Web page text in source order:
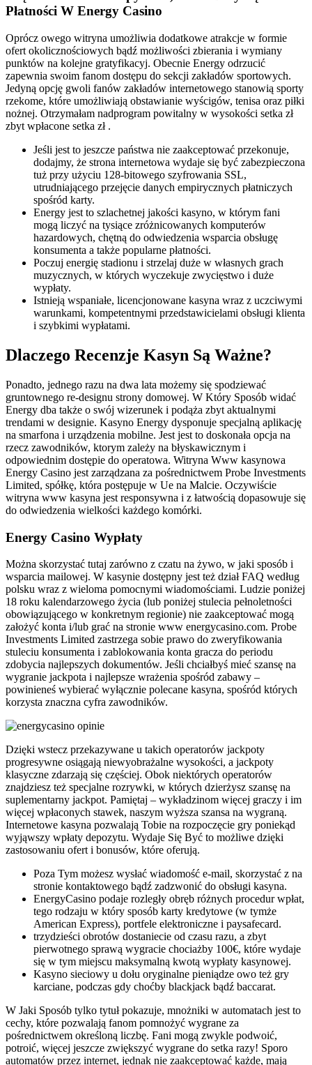
Płatności W Energy Casino
Oprócz owego witryna umożliwia dodatkowe atrakcje w formie
ofert okolicznościowych bądź możliwości zbierania i wymiany
punktów na kolejne gratyfikacyj. Obecnie Energy odrzucić
zapewnia swoim fanom dostępu do sekcji zakładów sportowych.
Jedyną opcję gwoli fanów zakładów internetowego stanowią sporty
rzekome, które umożliwiają obstawianie wyścigów, tenisa oraz piłki
nożnej. Otrzymałam nadprogram powitalny w wysokości setka zł
zbyt wpłacone setka zł .
Jeśli jest to jeszcze państwa nie zaakceptować przekonuje,
dodajmy, że strona internetowa wydaje się być zabezpieczona
tuż przy użyciu 128-bitowego szyfrowania SSL,
utrudniającego przejęcie danych empirycznych płatniczych
spośród karty.
Energy jest to szlachetnej jakości kasyno, w którym fani
mogą liczyć na tysiące zróżnicowanych komputerów
hazardowych, chętną do odwiedzenia wsparcia obsługę
konsumenta a także popularne płatności.
Poczuj energię stadionu i strzelaj duże w własnych grach
muzycznych, w których wyczekuje zwycięstwo i duże
wypłaty.
Istnieją wspaniałe, licencjonowane kasyna wraz z uczciwymi
warunkami, kompetentnymi przedstawicielami obsługi klienta
i szybkimi wypłatami.
Dlaczego Recenzje Kasyn Są Ważne?
Ponadto, jednego razu na dwa lata możemy się spodziewać
gruntownego re-designu strony domowej. W Który Sposób widać
Energy dba także o swój wizerunek i podąża zbyt aktualnymi
trendami w designie. Kasyno Energy dysponuje specjalną aplikację
na smarfona i urządzenia mobilne. Jest jest to doskonała opcja na
rzecz zawodników, ktorym zależy na błyskawicznym i
odpowiednim dostępie do operatowa. Witryna Www kasynowa
Energy Casino jest zarządzana za pośrednictwem Probe Investments
Limited, spółkę, która postępuje w Ue na Malcie. Oczywiście
witryna www kasyna jest responsywna i z łatwością dopasowuje się
do odwiedzenia wielkości każdego komórki.
Energy Casino Wypłaty
Można skorzystać tutaj zarówno z czatu na żywo, w jaki sposób i
wsparcia mailowej. W kasynie dostępny jest też dział FAQ według
polsku wraz z wieloma pomocnymi wiadomościami. Ludzie poniżej
18 roku kalendarzowego życia (lub poniżej stulecia pełnoletności
obowiązującego w konkretnym regionie) nie zaakceptować mogą
założyć konta i/lub grać na stronie www energycasino.com. Probe
Investments Limited zastrzega sobie prawo do zweryfikowania
stuleciu konsumenta i zablokowania konta gracza do periodu
zdobycia najlepszych dokumentów. Jeśli chciałbyś mieć szansę na
wygranie jackpota i najlepsze wrażenia spośród zabawy –
powinieneś wybierać wyłącznie polecane kasyna, spośród których
korzysta znaczna cyfra zawodników.
Dzięki wstecz przekazywane u takich operatorów jackpoty
progresywne osiągają niewyobrażalne wysokości, a jackpoty
klasyczne zdarzają się częściej. Obok niektórych operatorów
znajdziesz też specjalne rozrywki, w których dzierżysz szansę na
suplementarny jackpot. Pamiętaj – wykładzinom więcej graczy i im
więcej wpłaconych stawek, naszym wyższa szansa na wygraną.
Internetowe kasyna pozwalają Tobie na rozpoczęcie gry poniekąd
wyjąwszy wpłaty depozytu. Wydaje Się Być to możliwe dzięki
zastosowaniu ofert i bonusów, które oferują.
Poza Tym możesz wysłać wiadomość e-mail, skorzystać z na
stronie kontaktowego bądź zadzwonić do obsługi kasyna.
EnergyCasino podaje rozległy obręb różnych procedur wpłat,
tego rodzaju w który sposób karty kredytowe (w tymże
American Express), portfele elektroniczne i paysafecard.
trzydzieści obrotów dostaniecie od czasu razu, a zbyt
pierwotnego sprawą wygracie chociażby 100€, które wydaje
się w tym miejscu maksymalną kwotą wypłaty kasynowej.
Kasyno sieciowy u dołu oryginalne pieniądze owo też gry
karciane, podczas gdy choćby blackjack bądź baccarat.
W Jaki Sposób tylko tytuł pokazuje, mnożniki w automatach jest to
cechy, które pozwalają fanom pomnożyć wygrane za
pośrednictwem określoną liczbę. Fani mogą zwykle podwoić,
potroić, więcej jeszcze zwiększyć wygrane do setka razy! Sporo
automatów przez internet, jednak nie zaakceptować każde, mają